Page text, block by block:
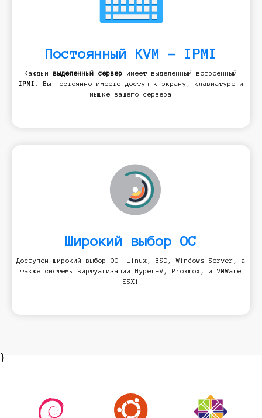
Постоянный KVM - IPMI
Каждый выделенный сервер имеет выделенный встроенный
IPMI
. Вы постоянно имеете доступ к экрану, клавиатуре и
мышке вашего сервера
Широкий выбор ОС
Доступен широкий выбор ОС: Linux, BSD, Windows Server, а
также системы виртуализации Hyper-V, Proxmox, и VMWare
ESXi
}